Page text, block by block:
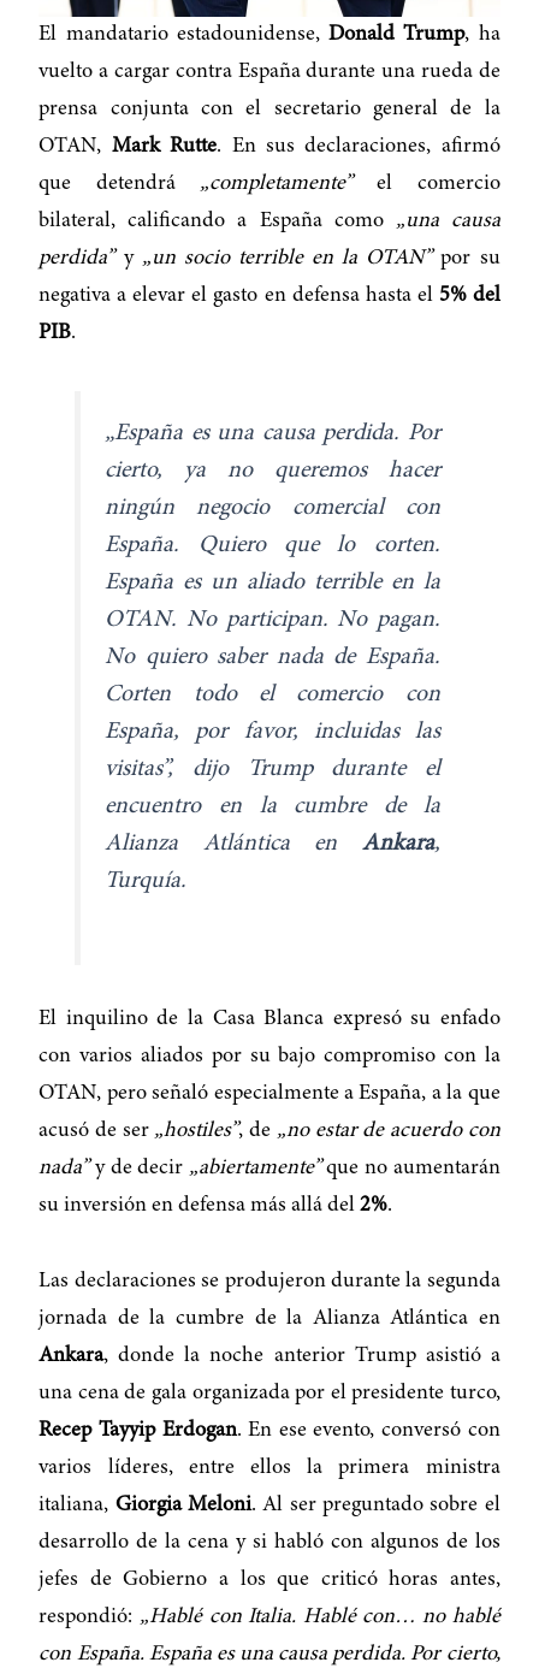
El mandatario estadounidense,Donald Trump, ha
vuelto a cargar contra España durante una rueda de
prensa conjunta con el secretario general de la
OTAN, Mark Rutte. En sus declaraciones, afirmó
que detendrá „completamente”el comercio
bilateral, calificando a España como „una causa
perdida”y „un socio terrible en la OTAN”por su
negativa a elevar el gasto en defensa hasta el 5% del
PIB.
„España es una causa perdida. Por
cierto, ya no queremos hacer
ningún negocio comercial con
España. Quiero que lo corten.
España es un aliado terrible en la
OTAN. No participan. No pagan.
No quiero saber nada de España.
Corten todo el comercio con
España, por favor, incluidas las
visitas”, dijo Trump durante el
encuentro en la cumbre de la
Alianza Atlántica en Ankara,
Turquía.
El inquilino de la Casa Blanca expresó su enfado
con varios aliados por su bajo compromiso con la
OTAN, pero señaló especialmente a España, a la que
acusó de ser „hostiles”, de „no estar de acuerdo con
nada”y de decir „abiertamente”que no aumentarán
su inversión en defensa más allá del2%.
Las declaraciones se produjeron durante la segunda
jornada de la cumbre de la Alianza Atlántica en
Ankara, donde la noche anterior Trump asistió a
una cena de gala organizada por el presidente turco,
Recep Tayyip Erdogan. En ese evento, conversó con
varios líderes, entre ellos la primera ministra
italiana, Giorgia Meloni. Al ser preguntado sobre el
desarrollo de la cena y si habló con algunos de los
jefes de Gobierno a los que criticó horas antes,
respondió: „Hablé con Italia. Hablé con… no hablé
con España. España es una causa perdida. Por cierto,